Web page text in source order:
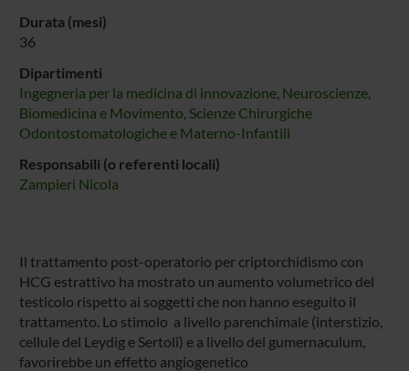
Durata (mesi)
36
Dipartimenti
Ingegneria per la medicina di innovazione, Neuroscienze,
Biomedicina e Movimento, Scienze Chirurgiche
Odontostomatologiche e Materno-Infantili
Responsabili (o referenti locali)
Zampieri Nicola
Il trattamento post-operatorio per criptorchidismo con
HCG estrattivo ha mostrato un aumento volumetrico del
testicolo rispetto ai soggetti che non hanno eseguito il
trattamento. Lo stimolo a livello parenchimale (interstizio,
cellule del Leydig e Sertoli) e a livello del gumernaculum,
favorirebbe un effetto angiogenetico